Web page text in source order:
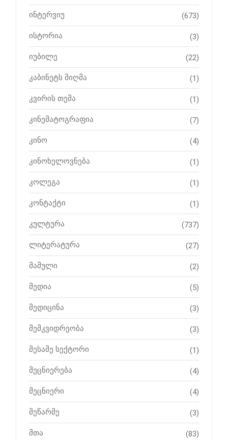
ინტერვიუ (673)
ისტორია (3)
იუბილე (22)
კაბინეტს მიღმა (1)
კვირის თემა (1)
კინემატოგრაფია (7)
კინო (4)
კინოხელოვნება (1)
კოლეგა (1)
კონტაქტი (1)
კულტურა (737)
ლიტერატურა (27)
მამული (2)
მედია (5)
მედიცინა (3)
მემკვიდრეობა (3)
მესამე სექტორი (1)
მეცნიერება (4)
მეცნიერი (4)
მეწარმე (3)
მთა (83)